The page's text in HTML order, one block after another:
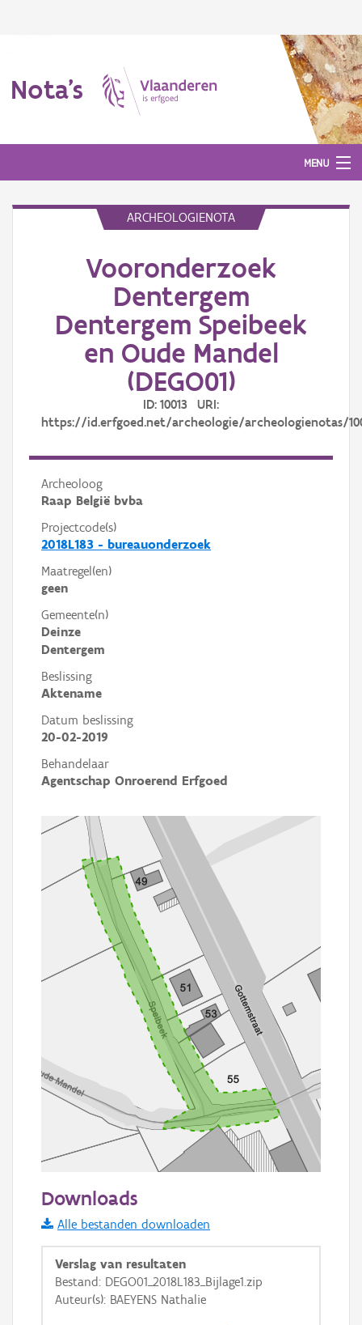
Nota's
MENU
ARCHEOLOGIENOTA
Vooronderzoek
Dentergem
Dentergem Speibeek
en Oude Mandel
(DEGO01)
ID: 10013 URI:
https://id.erfgoed.net/archeologie/archeologienotas/
Archeoloog
Raap België bvba
Projectcode(s)
2018L183 - bureauonderzoek
Maatregel(en)
geen
Gemeente(n)
Deinze
Dentergem
Beslissing
Aktename
Datum beslissing
20-02-2019
Behandelaar
Agentschap Onroerend Erfgoed
Informatie Vlaanderen
i
+ −
Downloads
Alle bestanden downloaden
Verslag van resultaten
Bestand: DEGO01_2018L183_Bijlage1.zip
Auteur(s): BAEYENS Nathalie